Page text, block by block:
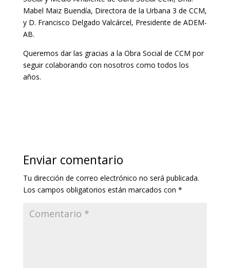
Mabel Maiz Buendía, Directora de la Urbana 3 de CCM,
y D. Francisco Delgado Valcárcel, Presidente de ADEM-
AB.
Queremos dar las gracias a la Obra Social de CCM por
seguir colaborando con nosotros como todos los
años.
Enviar comentario
Tu dirección de correo electrónico no será publicada.
Los campos obligatorios están marcados con *